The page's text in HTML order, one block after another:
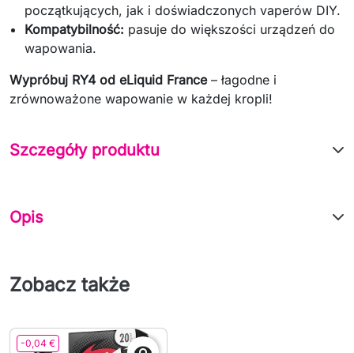
początkujących, jak i doświadczonych vaperów DIY.
Kompatybilność: pasuje do większości urządzeń do
wapowania.
Wypróbuj RY4 od eLiquid France– łagodne i
zrównoważone wapowanie w każdej kropli!
Szczegóły produktu
Opis
Zobacz także
-0,04 €